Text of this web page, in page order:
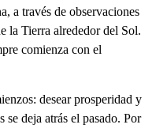
a través de observaciones
la Tierra alrededor del Sol.
comienza con el
desear prosperidad y
deja atrás el pasado. Por